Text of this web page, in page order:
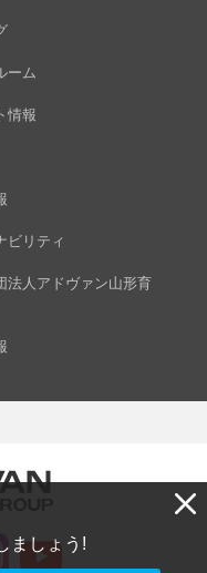
ましょう!
ーム
情報
ビリティ
法人アドヴァン山形育